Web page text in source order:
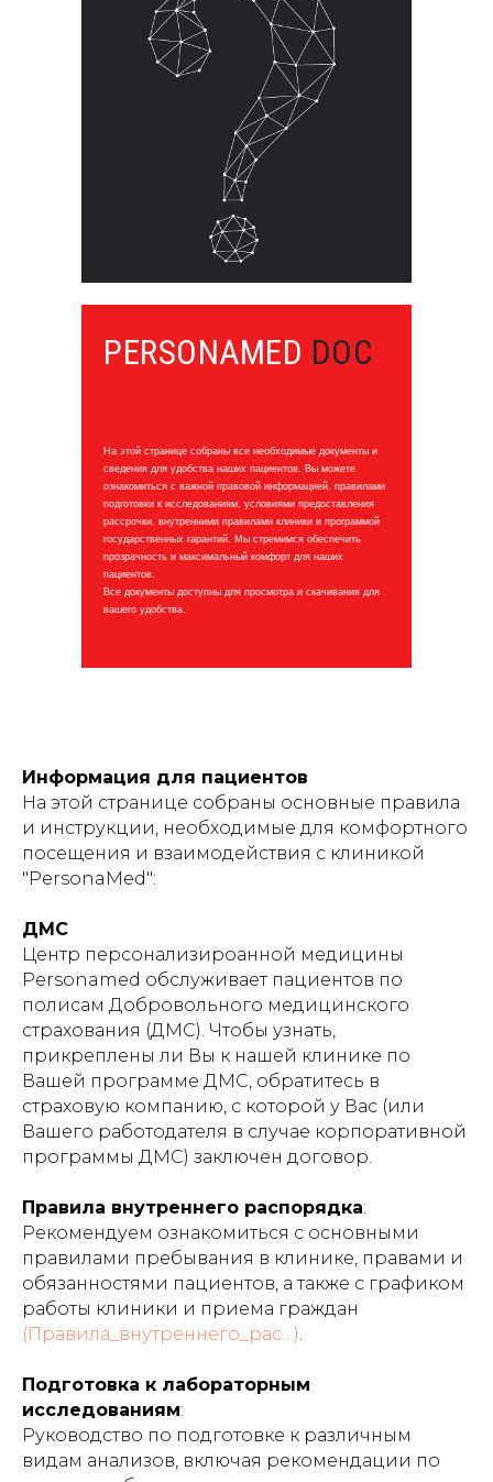
На этой странице собраны все необходимые документы и
сведения для удобства наших пациентов. Вы можете
ознакомиться с важной правовой информацией, правилами
подготовки к исследованиям, условиями предоставления
рассрочки, внутренними правилами клиники и программой
государственных гарантий. Мы стремимся обеспечить
прозрачность и максимальный комфорт для наших
пациентов.
Все документы доступны для просмотра и скачивания для
вашего удобства.
PERSONAMED DOC
Информация для пациентов
На этой странице собраны основные правила
и инструкции, необходимые для комфортного
посещения и взаимодействия с клиникой
"PersonaMed":
ДМС
Центр персонализироанной медицины
Personamed обслуживает пациентов по
полисам Добровольного медицинского
страхования (ДМС). Чтобы узнать,
прикреплены ли Вы к нашей клинике по
Вашей программе ДМС, обратитесь в
страховую компанию, с которой у Вас (или
Вашего работодателя в случае корпоративной
программы ДМС) заключен договор.
Правила внутреннего распорядка:
Рекомендуем ознакомиться с основными
правилами пребывания в клинике, правами и
обязанностями пациентов, а также с графиком
работы клиники и приема граждан​
(Правила_внутреннего_рас…).
Подготовка к лабораторным
исследованиям:
Руководство по подготовке к различным
видам анализов, включая рекомендации по
КОНТАКТЫ
+7 (347) 24 66 100